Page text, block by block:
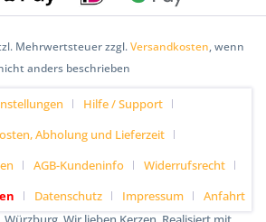
Mehrwertsteuer zzgl.Versandkosten, wenn
anders beschrieben
Hilfe / Support
Abholung und Lieferzeit
AGB-Kundeninfo
Widerrufsrecht
Datenschutz Impressum
Anfahrt